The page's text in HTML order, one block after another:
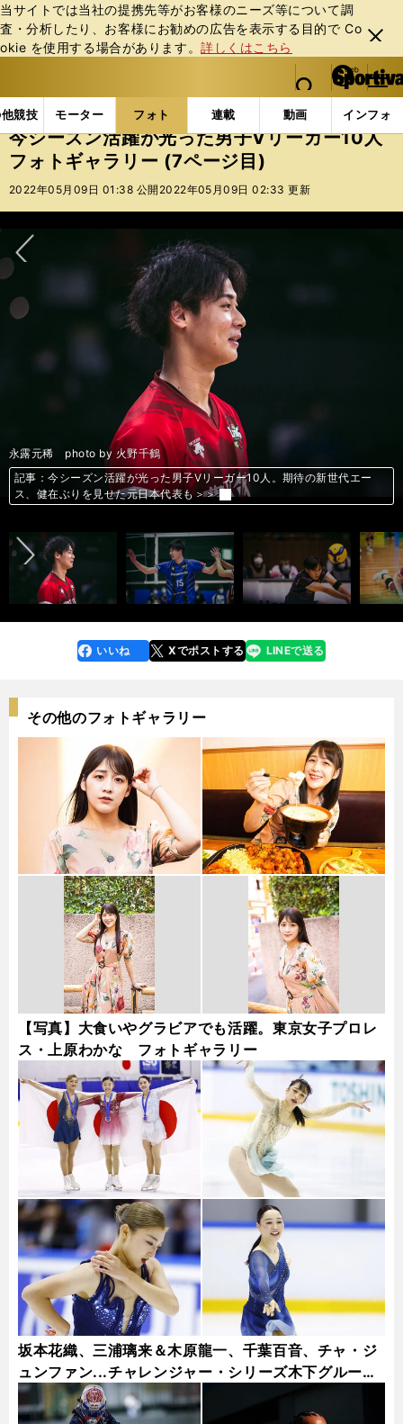
当サイトでは当社の提携先等がお客様のニーズ等について調
査・分析したり、お客様にお勧めの広告を表⽰する⽬的で Co
okie を使⽤する場合があります。詳しくはこちら
閉じ
る
web Sportiva (webスポルティーバ)
検索
マイペ
ー
ジ
メニュ
競技 モーター フォト 連載 動画 インフォ
b
ス
ポ
ル
バ
フォトギャラリー コラムフォト 今シーズン活躍が
今シーズン活躍が光った男子Vリーガー10人
フォトギャラリー (7ページ目)
2022年05月09日 01:38 公開 2022年05月09日 02:33 更新
次へ
宮浦健人 photo by 火野千鶴
記事：今シーズン活躍が光った男子Vリーガー10人。期待の新世代エー
ス、健在ぶりを見せた元日本代表も＞＞
小野寺太志 photo by 黒羽白
記事：今シーズン活躍が光った男子Vリーガー10人。期待の新世代エー
ス、健在ぶりを見せた元日本代表も＞＞
大宅真樹 photo by 火野千鶴
記事：今シーズン活躍が光った男子Vリーガー10人。期待の新世代エー
ス、健在ぶりを見せた元日本代表も＞＞
髙橋健太郎 photo by 火野千鶴
記事：今シーズン活躍が光った男子Vリーガー10人。期待の新世代エー
ス、健在ぶりを見せた元日本代表も＞＞
村山豪 photo by 火野千鶴
記事：今シーズン活躍が光った男子Vリーガー10人。期待の新世代エー
ス、健在ぶりを見せた元日本代表も＞＞
柳田将洋 photo by 火野千鶴
記事：今シーズン活躍が光った男子Vリーガー10人。期待の新世代エー
ス、健在ぶりを見せた元日本代表も＞＞
永露元稀 photo by 火野千鶴
記事：今シーズン活躍が光った男子Vリーガー10人。期待の新世代エー
ス、健在ぶりを見せた元日本代表も＞＞
大塚達宣 photo by 火野千鶴
記事：今シーズン活躍が光った男子Vリーガー10人。期待の新世代エー
ス、健在ぶりを見せた元日本代表も＞＞
谷口渉 photo by 火野千鶴
記事：今シーズン活躍が光った男子Vリーガー10人。期待の新世代エー
ス、健在ぶりを見せた元日本代表も＞＞
藤中颯志 photo by 火野千鶴
記事：今シーズン活躍が光った男子Vリーガー10人。期待の新世代エー
ス、健在ぶりを見せた元日本代表も＞＞
前へ
faceboo
k
いいね Xでポストする
line LINEで送る
その他のフォトギャラリー
【写真】大食いやグラビアでも活躍。東京女子プロレ
ス・上原わかな フォトギャラリー
坂本花織、三浦璃来＆木原龍一、千葉百音、チャ・ジ
ュンファン...チャレンジャー・シリーズ木下グループ
杯フォトギャラリー